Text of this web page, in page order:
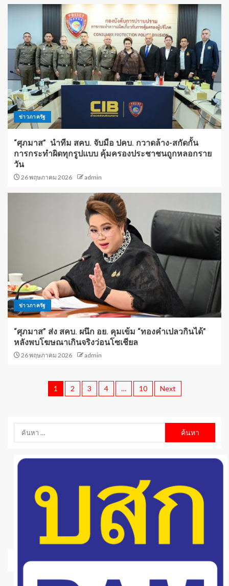
ข่าวภาครัฐ
“ศุภมาส” นำทีม สคบ. จับมือ ปคบ. กวาดล้าง-สกัดกั้น
การกระทำผิดทุกรูปแบบ คุ้มครองประชาชนถูกหลอกราย
วัน
26 พฤษภาคม 2026 admin
ข่าวภาครัฐ
“ศุภมาส” ส่ง สคบ. ผนึก อย. คุมเข้ม “ทองคำเปลวกินได้”
หลังพบโฆษณาเกินจริงว่อนโซเชียล
26 พฤษภาคม 2026 admin
1 2 3 4 … 10 Next